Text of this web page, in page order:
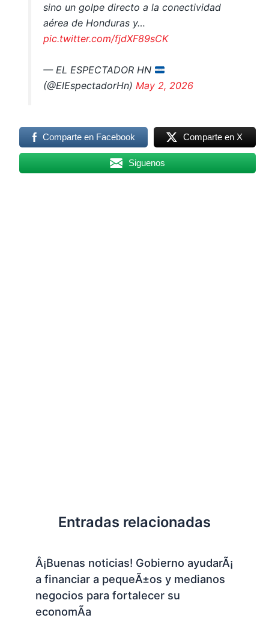
sino un golpe directo a la conectividad
aérea de Honduras y…
pic.twitter.com/fjdXF89sCK
— EL ESPECTADOR HN
(@ElEspectadorHn) May 2, 2026
Comparte en Facebook Comparte en X
Siguenos
Entradas relacionadas
Â¡Buenas noticias! Gobierno ayudarÃ¡
a financiar a pequeÃ±os y medianos
negocios para fortalecer su
economÃ­a